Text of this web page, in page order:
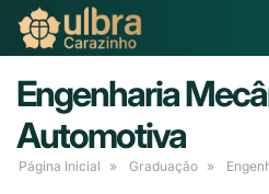
Engenharia
Automotiva
Página Inicial Graduação